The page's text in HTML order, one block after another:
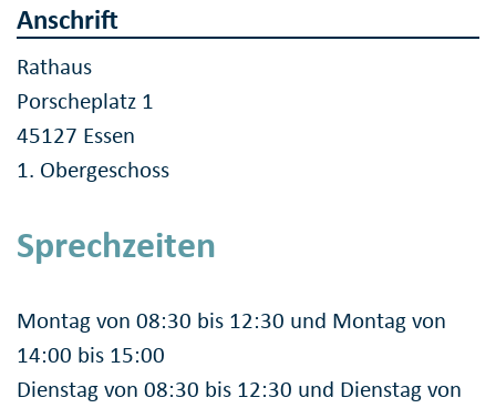
Anschrift
Rathaus
Porscheplatz 1
45127 Essen
1. Obergeschoss
Sprechzeiten
Montag von 08:30 bis 12:30 und Montag von
14:00 bis 15:00
Dienstag von 08:30 bis 12:30 und Dienstag von